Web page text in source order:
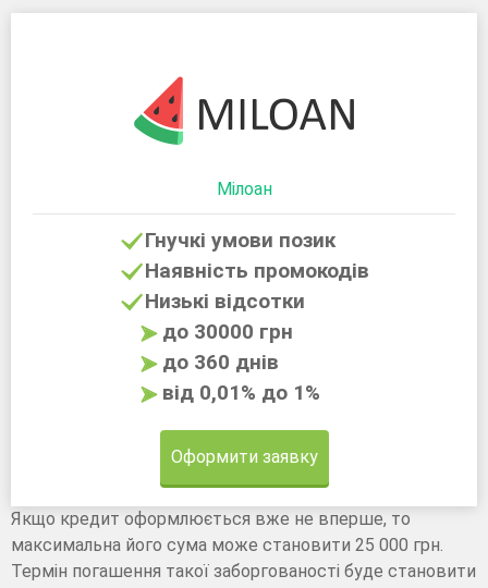
Мілоан
Гнучкі умови позик
Наявність промокодів
Низькі відсотки
до 30000 грн
до 360 днів
від 0,01% до 1%
Оформити заявку
Якщо кредит оформлюється вже не вперше, то
максимальна його сума може становити 25 000 грн.
Термін погашення такої заборгованості буде становити